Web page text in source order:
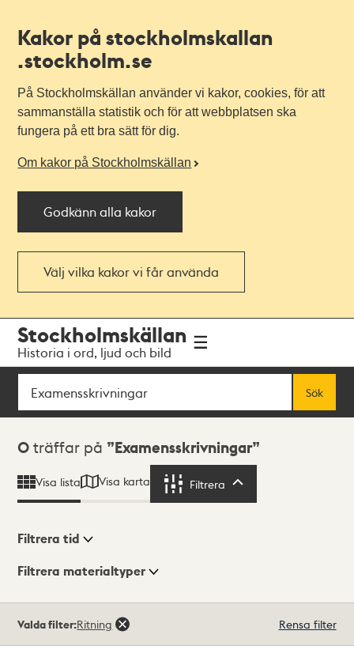
Kakor på stockholmskallan
.stockholm.se
På Stockholmskällan använder vi kakor, cookies, för att
sammanställa statistik och för att webbplatsen ska
fungera på ett bra sätt för dig.
Om kakor på Stockholmskällan
Godkänn alla kakor
Välj vilka kakor vi får använda
navigationen
huvudinnehållet
Stockholmskällan
Historia i ord, ljud och bild
Sök
Sök
Sökresultat
0 träffar på Examensskrivningar
Visa lista Visa karta Filtrera
Visningsläge
Filtrera tid
Filtrera materialtyper
träffar
Valda filter:Ritning Rensa filter